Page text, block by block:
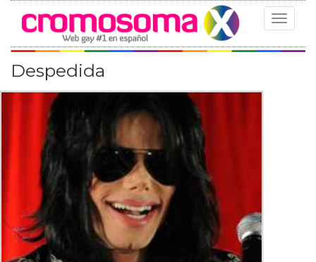
Toggle
Despedida